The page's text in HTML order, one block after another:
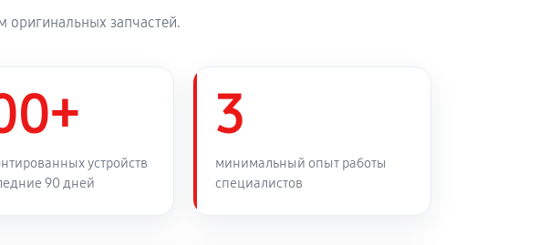
оригинальных запчастей.
устройств
90 дней
3
минимальный опыт работы
специалистов